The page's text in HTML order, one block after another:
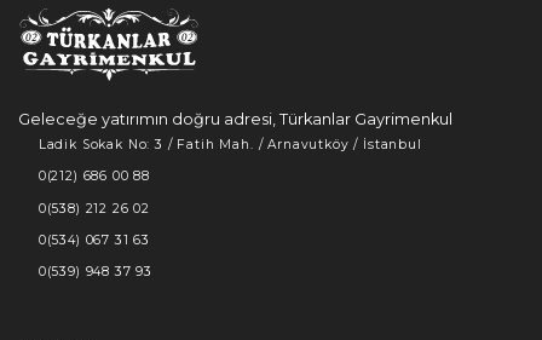
Geleceğe yatırımın doğru adresi, Türkanlar Gayrimenkul
Ladik Sokak No: 3 / Fatih Mah. / Arnavutköy / İstanbul
0(212) 686 00 88
0(538) 212 26 02
0(534) 067 31 63
0(539) 948 37 93